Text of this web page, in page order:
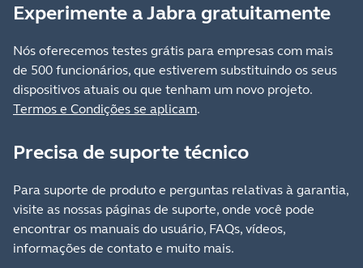
Experimente a Jabra gratuitamente
Nós oferecemos testes grátis para empresas com mais
de 500 funcionários, que estiverem substituindo os seus
dispositivos atuais ou que tenham um novo projeto.
Termos e Condições se aplicam.
Precisa de suporte técnico
Para suporte de produto e perguntas relativas à garantia,
visite as nossas páginas de suporte, onde você pode
encontrar os manuais do usuário, FAQs, vídeos,
informações de contato e muito mais.